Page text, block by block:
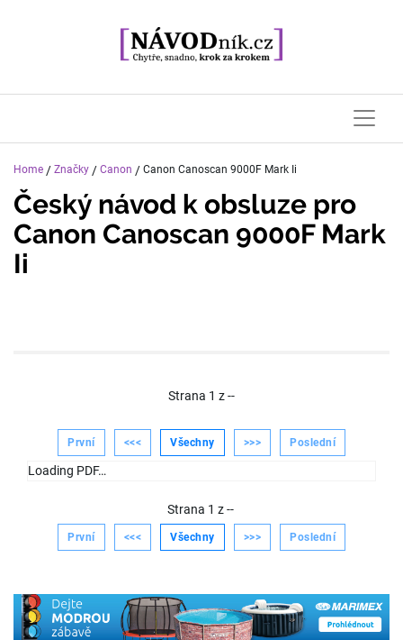
Home / Značky / Canon / Canon Canoscan 9000F Mark Ii
Český návod k obsluze pro
Canon Canoscan 9000F Mark
Ii
Strana 1 z--
První <<< Všechny >>> Poslední
Loading PDF…
Strana 1 z--
První <<< Všechny >>> Poslední